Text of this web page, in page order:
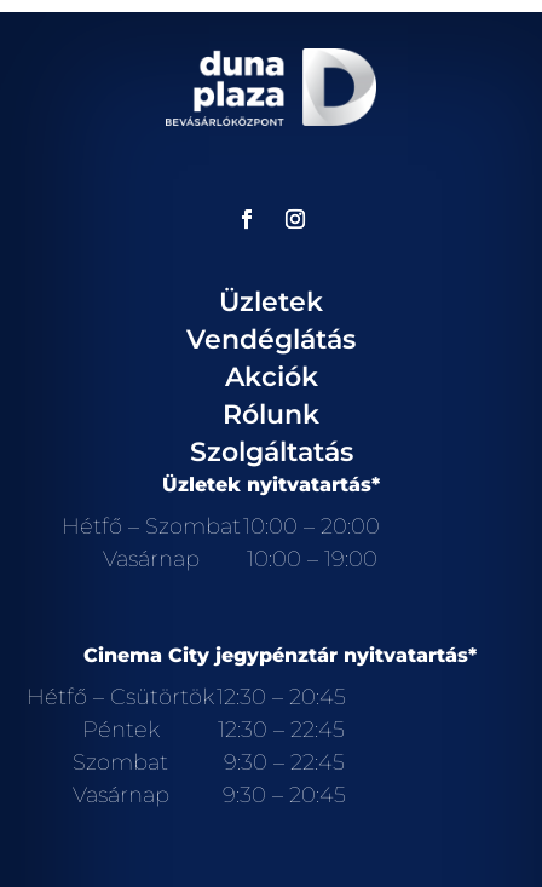
Üzletek
Vendéglátás
Akciók
Rólunk
Szolgáltatás
Üzletek nyitvatartás*
Hétfő – Szombat10:00 – 20:00
Vasárnap
10:00 – 19:00
Cinema City jegypénztár nyitvatartás*
Hétfő – Csütörtök12:30 – 20:45
Péntek
12:30 – 22:45
Szombat
9:30 – 22:45
Vasárnap
9:30 – 20:45